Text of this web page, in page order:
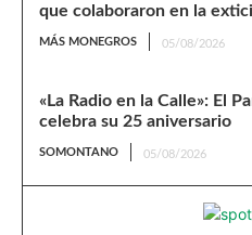
que colaboraron en la
MÁS MONEGROS 05/08/2026
«La Radio en la Calle»: El
celebra su 25 aniversario
SOMONTANO 05/08/2026